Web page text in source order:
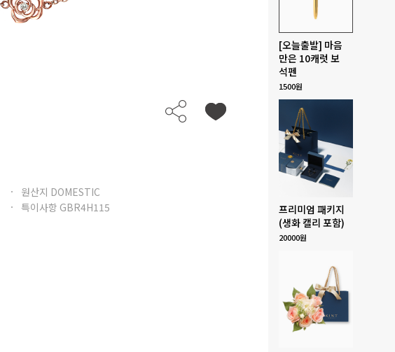
원산지 DOMESTIC
특이사항 GBR4H115
[오늘출발] 마음
만은 10캐럿 보
석펜
1500원
프리미엄 패키지
(생화 캘리 포함)
20000원